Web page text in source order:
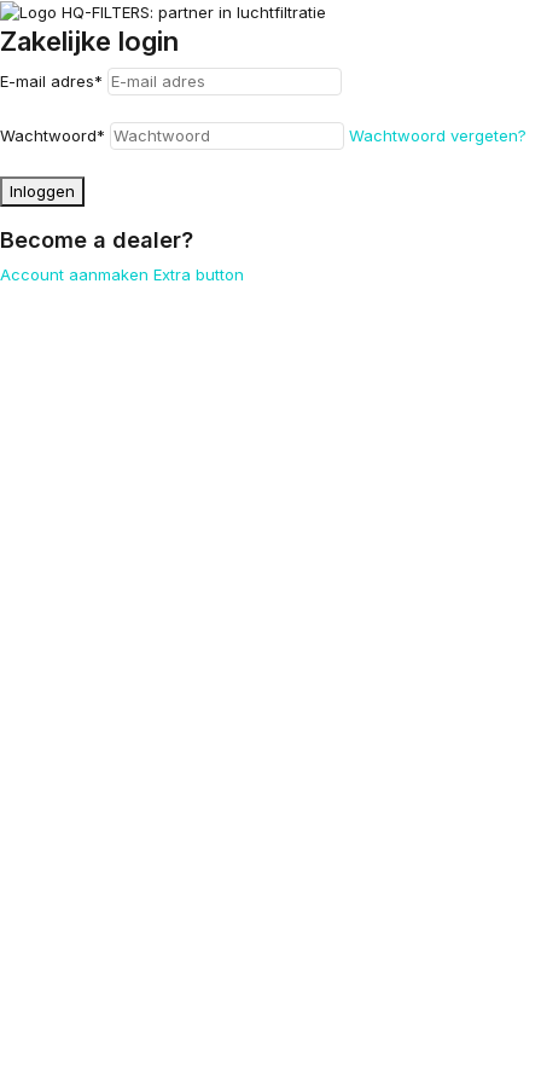
Zakelijke login
E-mail adres*
Wachtwoord* Wachtwoord vergeten?
Inloggen
Become a dealer?
Account aanmaken Extra button